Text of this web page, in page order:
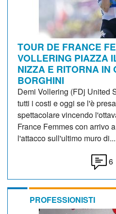
TOUR DE FRANCE
VOLLERING PIAZZA
NIZZA E RITORNA IN
BORGHINI
Demi Vollering (FDj United
tutti i costi e oggi se l'è
spettacolare vincendo
France Femmes con arrivo
l'attacco sull'ultimo muro di...
6
PROFESSIONISTI